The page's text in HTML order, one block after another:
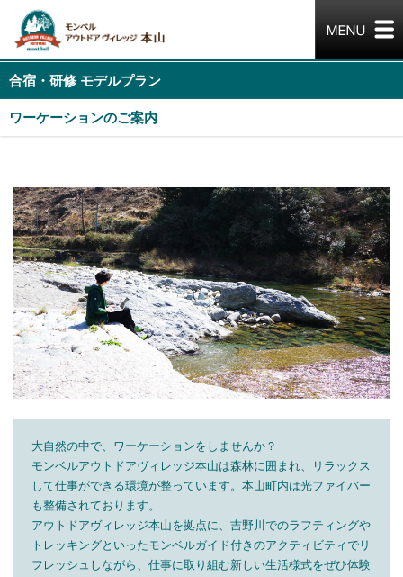
合宿・研修 モデルプラン
ワーケーションのご案内
大自然の中で、ワーケーションをしませんか？
モンベルアウトドアヴィレッジ本山は森林に囲まれ、リラックス
して仕事ができる環境が整っています。本山町内は光ファイバー
も整備されております。
アウトドアヴィレッジ本山を拠点に、吉野川でのラフティングや
トレッキングといったモンベルガイド付きのアクティビティでリ
フレッシュしながら、仕事に取り組む新しい生活様式をぜひ体験